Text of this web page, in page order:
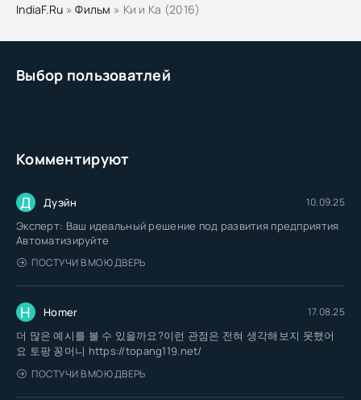
Выбор пользоватлей
Комментируют
Д Дуэйн 10.09.25
Эксперт: Ваш идеальный решение под развития предприятия
Автоматизируйте
ПОСТУЧИ В МОЮ ДВЕРЬ
H Homer 17.08.25
더 많은 예시를 볼 수 있을까요?이런 관점은 전혀 생각해보지 못했어
요 토팡 꽁머니 https://topang119.net/
ПОСТУЧИ В МОЮ ДВЕРЬ
IndiaF.Ru »Фильм » Ки и Ка (2016)